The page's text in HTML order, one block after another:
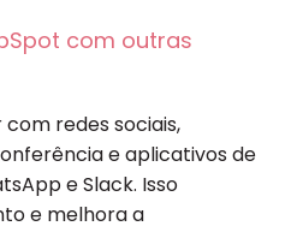
com outras
com redes sociais,
e aplicativos de
e Slack. Isso
e melhora a